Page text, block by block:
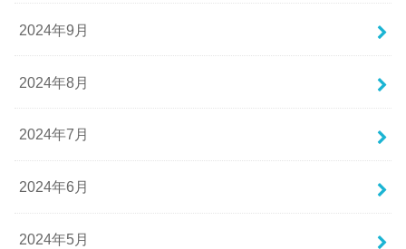
2024年9月
2024年8月
2024年7月
2024年6月
2024年5月